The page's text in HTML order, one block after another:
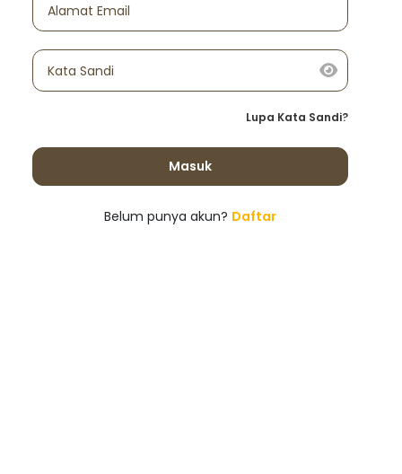
Alamat Email
Kata Sandi
Lupa Kata Sandi?
Masuk
Belum punya akun? Daftar